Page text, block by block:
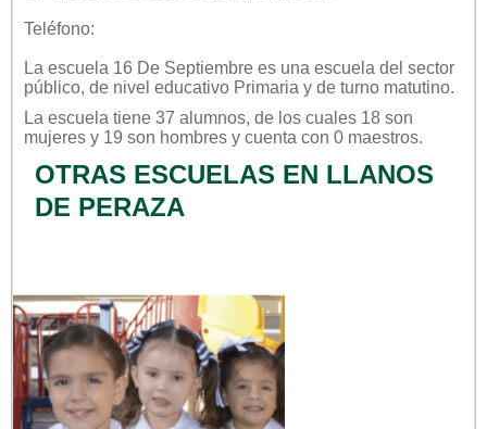
Teléfono:
La escuela 16 De Septiembre es una escuela del sector
público, de nivel educativo Primaria y de turno matutino.
La escuela tiene 37 alumnos, de los cuales 18 son
mujeres y 19 son hombres y cuenta con 0 maestros.
OTRAS ESCUELAS EN LLANOS
DE PERAZA